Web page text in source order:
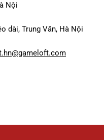
Nội
dài, Trung Văn, Hà Nội